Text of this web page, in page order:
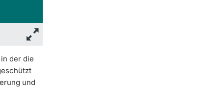
der die
und